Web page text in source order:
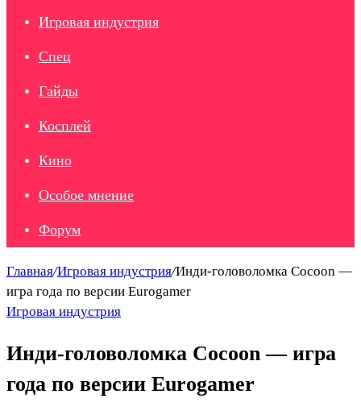
Игровая индустрия
Спец
Гайды
Косплей
Кино
Особое мнение
Форум
Главная/Игровая индустрия/Инди-головоломка Cocoon —
игра года по версии Eurogamer
Игровая индустрия
Инди-головоломка Cocoon — игра
года по версии Eurogamer